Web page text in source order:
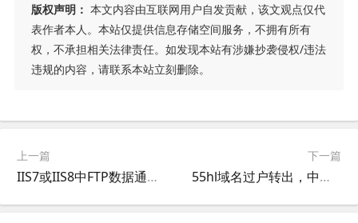
版权声明： 本文内容由互联网用户自发贡献，该文观点仅代
表作者本人。本站仅提供信息存储空间服务，不拥有所有
权，不承担相关法律责任。如发现本站有涉嫌抄袭侵权/违法
违规的内容，请联系本站立刻删除。
上一篇
IIS7或IIS8中FTP数据通道端口范围FTP的pasv端口范围设置,WIN2008或WIN2012中FTP数据pasv端口修改
下一篇
55hl域名过户转出，中国数据域名转出教程，55hl域名转出方法，中国数据域名转出教程，55hl中国数据域名转移密码